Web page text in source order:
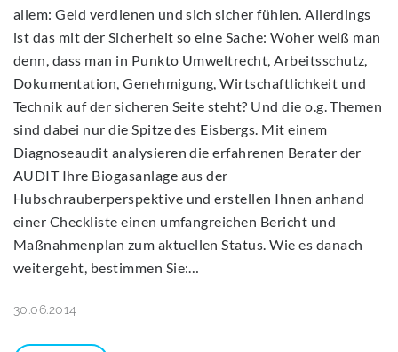
allem: Geld verdienen und sich sicher fühlen. Allerdings
ist das mit der Sicherheit so eine Sache: Woher weiß man
denn, dass man in Punkto Umweltrecht, Arbeitsschutz,
Dokumentation, Genehmigung, Wirtschaftlichkeit und
Technik auf der sicheren Seite steht? Und die o.g. Themen
sind dabei nur die Spitze des Eisbergs. Mit einem
Diagnoseaudit analysieren die erfahrenen Berater der
AUDIT Ihre Biogasanlage aus der
Hubschrauberperspektive und erstellen Ihnen anhand
einer Checkliste einen umfangreichen Bericht und
Maßnahmenplan zum aktuellen Status. Wie es danach
weitergeht, bestimmen Sie:…
30.06.2014